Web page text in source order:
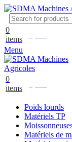
0
items
Menu
0
items
Poids lourds
Matériels TP
Matériels de